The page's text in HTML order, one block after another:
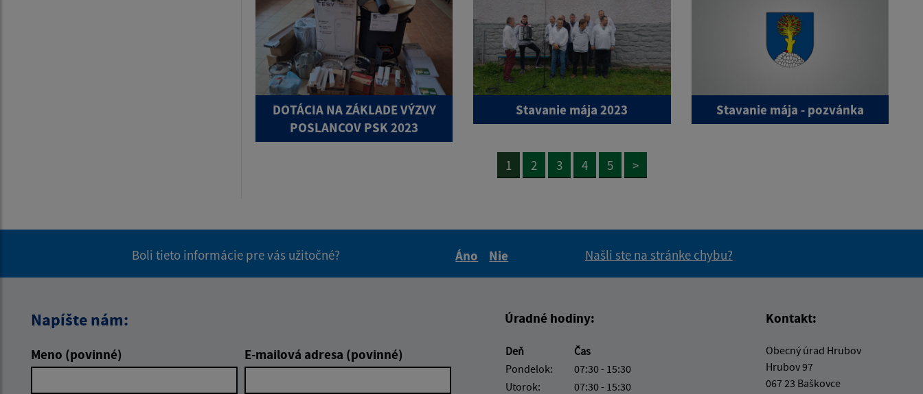
DOTÁCIA NA ZÁKLADE VÝZVY
POSLANCOV PSK 2023
Stavanie mája 2023 Stavanie mája - pozvánka
1 2 3 4 5 >
Boli tieto informácie pre vás užitočné?
Áno
Nie
Našli ste na stránke chybu?
Napíšte nám:
Meno (povinné) E-mailová adresa (povinné)
Úradné hodiny:
Deň
Čas
Pondelok:
07:30 - 15:30
Utorok:
07:30 - 15:30
Kontakt:
Obecný úrad Hrubov
Hrubov 97
067 23 Baškovce